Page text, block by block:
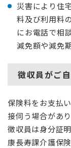
災害により住
料及び利用料
にお電話で相
減免額や減免
徴収員がご
保険料をお支払
接伺う場合があり
徴収員は身分証
康長寿課介護保